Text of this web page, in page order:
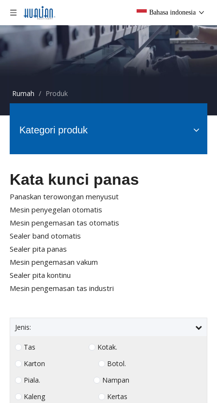
Bahasa indonesia
Rumah / Produk
Kategori produk
Kata kunci panas
Panaskan terowongan menyusut
Mesin penyegelan otomatis
Mesin pengemasan tas otomatis
Sealer band otomatis
Sealer pita panas
Mesin pengemasan vakum
Sealer pita kontinu
Mesin pengemasan tas industri
Jenis:
Tas
Kotak.
Karton
Botol.
Piala.
Nampan
Kaleng
Kertas